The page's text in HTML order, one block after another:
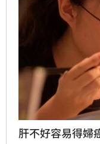
肝不好容易得婦